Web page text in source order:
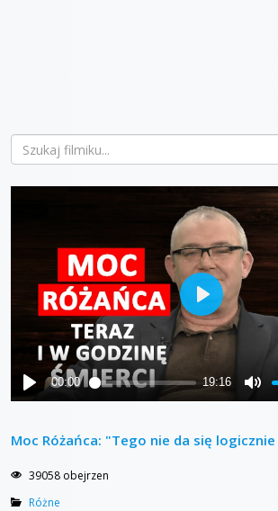
Moc Różańca: "Tego nie da się logicznie
39058 obejrzen
Różne